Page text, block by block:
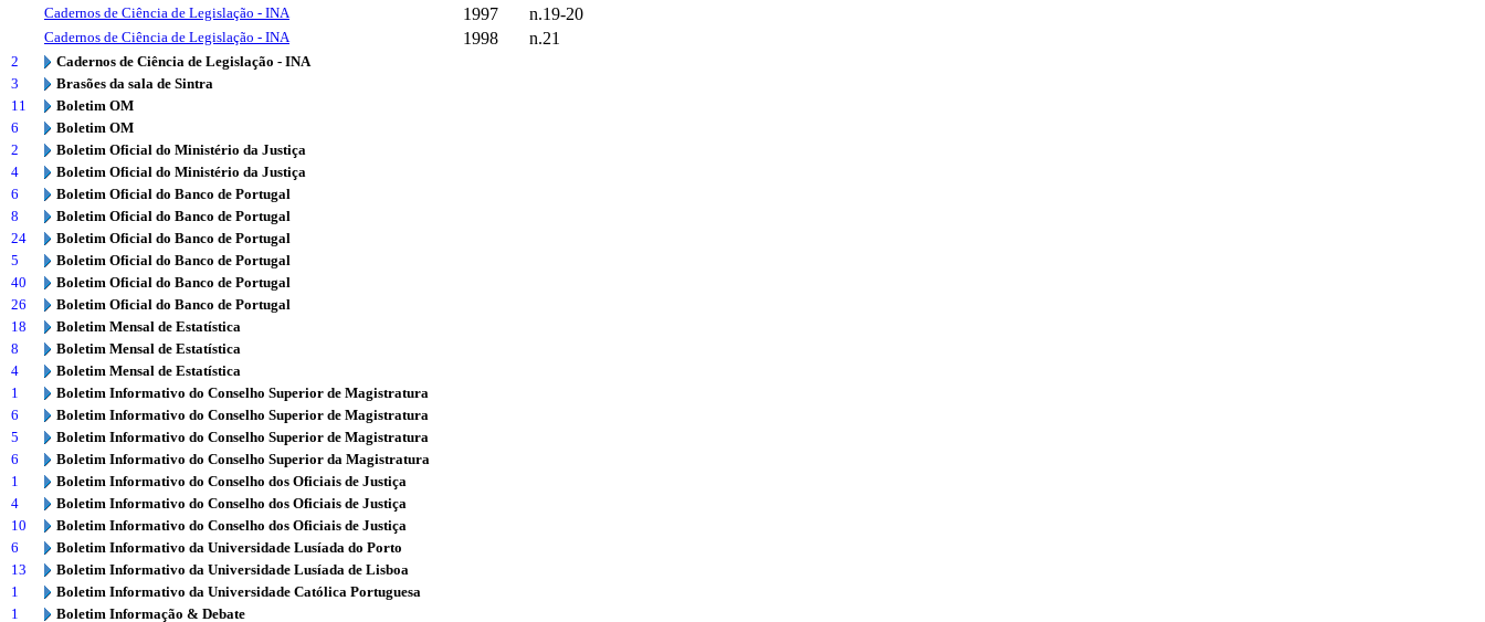
Cadernos de Ciência de Legislação - INA 1997 n.19-20
Cadernos de Ciência de Legislação - INA 1998 n.21
2
Cadernos de Ciência de Legislação - INA
3
Brasões da sala de Sintra
11
Boletim OM
6
Boletim OM
2
Boletim Oficial do Ministério da Justiça
4
Boletim Oficial do Ministério da Justiça
6
Boletim Oficial do Banco de Portugal
8
Boletim Oficial do Banco de Portugal
24
Boletim Oficial do Banco de Portugal
5
Boletim Oficial do Banco de Portugal
40
Boletim Oficial do Banco de Portugal
26
Boletim Oficial do Banco de Portugal
18
Boletim Mensal de Estatística
8
Boletim Mensal de Estatística
4
Boletim Mensal de Estatística
1
Boletim Informativo do Conselho Superior de Magistratura
6
Boletim Informativo do Conselho Superior de Magistratura
5
Boletim Informativo do Conselho Superior de Magistratura
6
Boletim Informativo do Conselho Superior da Magistratura
1
Boletim Informativo do Conselho dos Oficiais de Justiça
4
Boletim Informativo do Conselho dos Oficiais de Justiça
10
Boletim Informativo do Conselho dos Oficiais de Justiça
6
Boletim Informativo da Universidade Lusíada do Porto
13
Boletim Informativo da Universidade Lusíada de Lisboa
1
Boletim Informativo da Universidade Católica Portuguesa
1
Boletim Informação & Debate